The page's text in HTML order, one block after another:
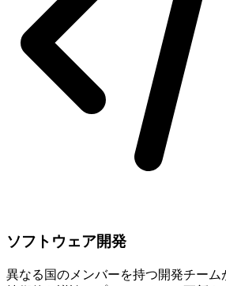
ソフトウェア開発
異なる国のメンバーを持つ開発チーム